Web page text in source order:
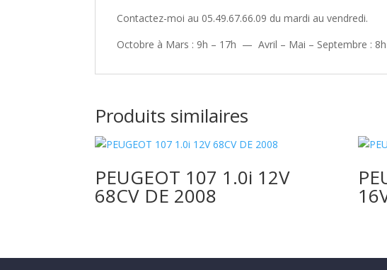
Utilisez les flèches haut/bas pour augmenter ou diminuer le volume.
Contactez-moi au 05.49.67.66.09 du mardi au vendredi.
Octobre à Mars : 9h – 17h — Avril – Mai – Septembre :
Produits similaires
PEUGEOT 107 1.0i 12V
68CV DE 2008